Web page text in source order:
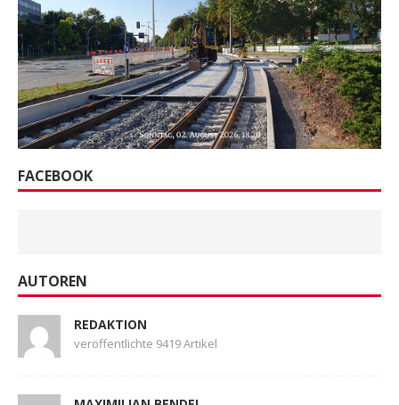
FACEBOOK
AUTOREN
REDAKTION
veröffentlichte 9419 Artikel